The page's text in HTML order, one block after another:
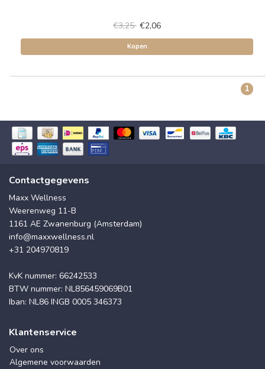
€3,25 €2,06
Kopen
1
Contactgegevens
Maxx Wellness
Weerenweg 11-B
1161 AE Zwanenburg (Amsterdam)
info@maxxwellness.nl
+31 204970819
KvK nummer: 66242533
BTW nummer: NL856459069B01
Iban: NL86 INGB 0005 346373
Klantenservice
Over ons
Algemene voorwaarden